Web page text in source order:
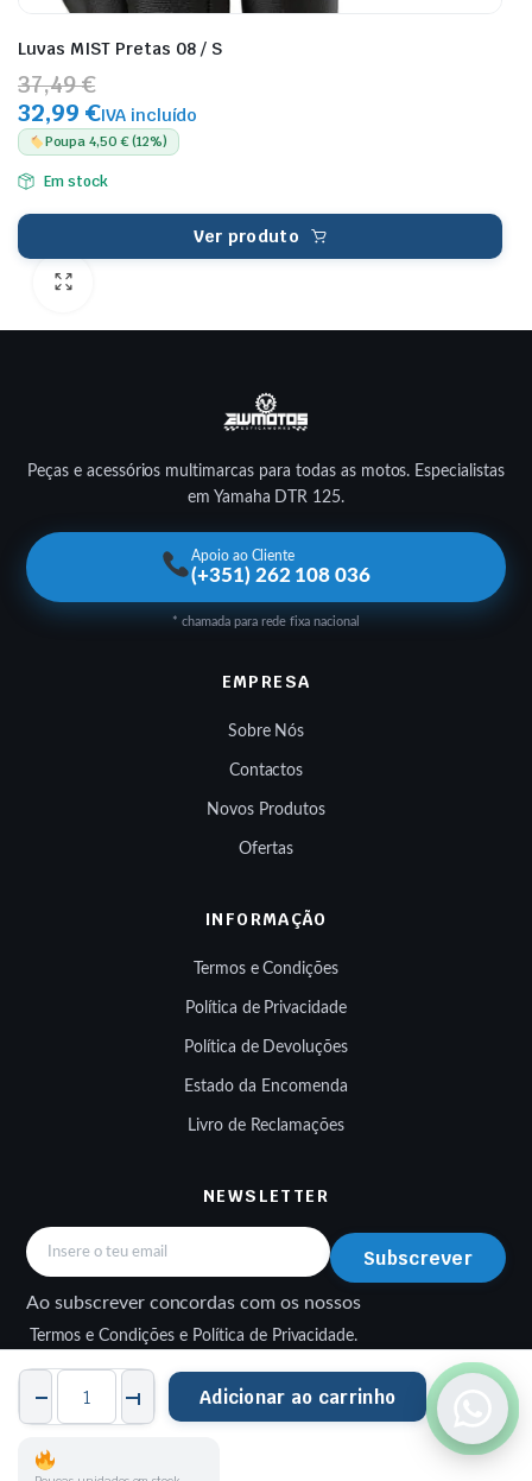
Luvas
EXPLORER
H2O
Adicionar ao carrinho
Luvas MIST Pretas 08 / S
37,49 €
32,99 €IVA incluído
Poupa 4,50 € (12%)
Em stock
Ver produto
Peças e acessórios multimarcas para todas as motos. Especialistas
em Yamaha DTR 125.
Apoio ao Cliente
(+351) 262 108 036
* chamada para rede fixa nacional
EMPRESA
Sobre Nós
Contactos
Novos Produtos
Ofertas
INFORMAÇÃO
Termos e Condições
Política de Privacidade
Política de Devoluções
Estado da Encomenda
Livro de Reclamações
NEWSLETTER
Subscrever
Ao subscrever concordas com os nossos
Termos e Condições e Política de Privacidade.